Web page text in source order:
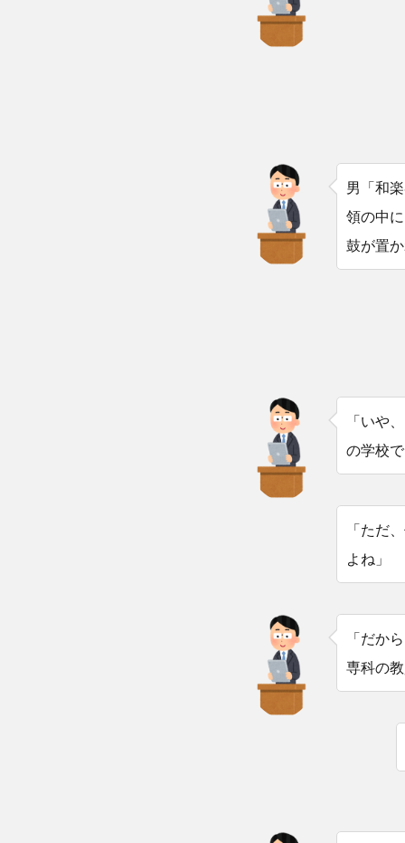
男「和
領の中
鼓が置
「いや
の学校
「ただ
よね」
「だか
専科の